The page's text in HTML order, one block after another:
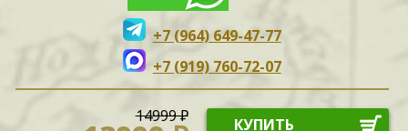
+7 (964) 649-47-77
+7 (919) 760-72-07
14999 ₽ КУПИТЬ